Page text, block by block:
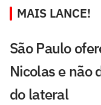
MAIS LANCE!
São Paulo
Nicolas e não
do lateral